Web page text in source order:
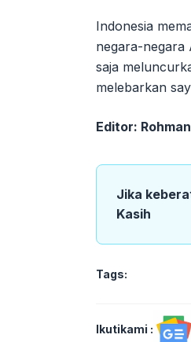
Indonesia
negara-negara
saja
melebarkan
Editor: Rohman
Jika
Kasih
Tags:
Ikutikami :